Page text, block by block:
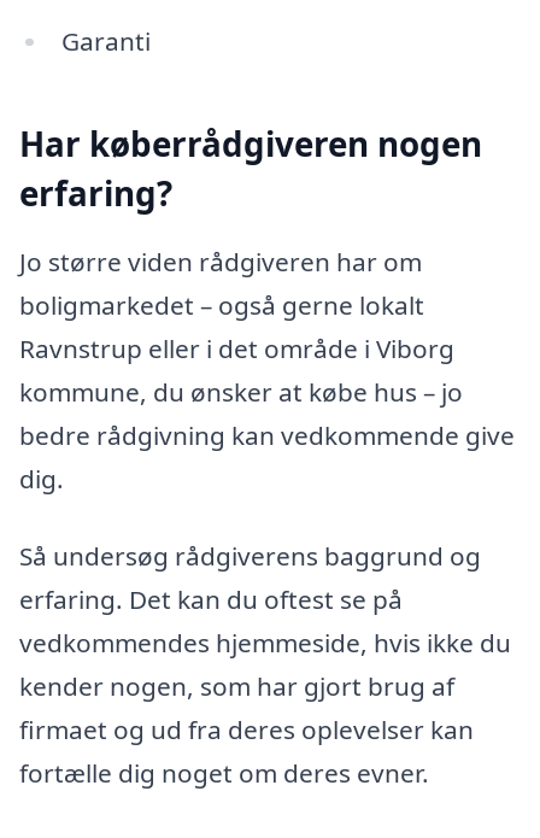
Garanti
Har køberrådgiveren nogen
erfaring?
Jo større viden rådgiveren har om
boligmarkedet – også gerne lokalt
Ravnstrup eller i det område i Viborg
kommune, du ønsker at købe hus – jo
bedre rådgivning kan vedkommende give
dig.
Så undersøg rådgiverens baggrund og
erfaring. Det kan du oftest se på
vedkommendes hjemmeside, hvis ikke du
kender nogen, som har gjort brug af
firmaet og ud fra deres oplevelser kan
fortælle dig noget om deres evner.